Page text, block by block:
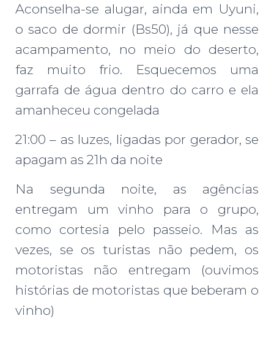
Aconselha-se alugar, ainda em Uyuni,
o saco de dormir (Bs50), já que nesse
acampamento, no meio do deserto,
faz muito frio. Esquecemos uma
garrafa de água dentro do carro e ela
amanheceu congelada
21:00 – as luzes, ligadas por gerador, se
apagam as 21h da noite
Na segunda noite, as agências
entregam um vinho para o grupo,
como cortesia pelo passeio. Mas as
vezes, se os turistas não pedem, os
motoristas não entregam (ouvimos
histórias de motoristas que beberam o
vinho)